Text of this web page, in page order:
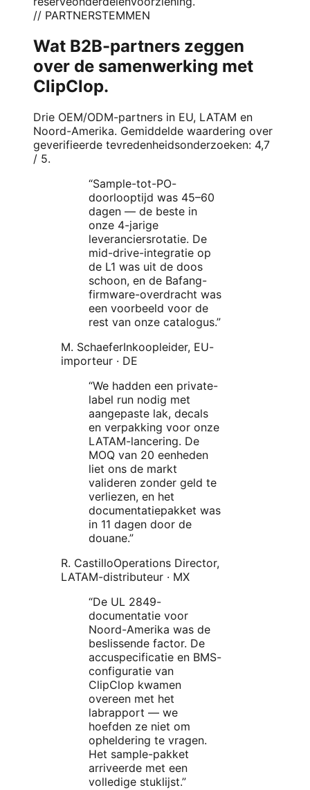
// PARTNERSTEMMEN
Wat B2B-partners zeggen
over de samenwerking met
ClipClop.
Drie OEM/ODM-partners in EU, LATAM en
Noord-Amerika. Gemiddelde waardering over
geverifieerde tevredenheidsonderzoeken: 4,7
/ 5.
“Sample-tot-PO-
doorlooptijd was 45–60
dagen — de beste in
onze 4-jarige
leveranciersrotatie. De
mid-drive-integratie op
de L1 was uit de doos
schoon, en de Bafang-
firmware-overdracht was
een voorbeeld voor de
rest van onze catalogus.”
M. SchaeferInkoopleider, EU-
importeur · DE
“We hadden een private-
label run nodig met
aangepaste lak, decals
en verpakking voor onze
LATAM-lancering. De
MOQ van 20 eenheden
liet ons de markt
valideren zonder geld te
verliezen, en het
documentatiepakket was
in 11 dagen door de
douane.”
R. CastilloOperations Director,
LATAM-distributeur · MX
“De UL 2849-
documentatie voor
Noord-Amerika was de
beslissende factor. De
accuspecificatie en BMS-
configuratie van
ClipClop kwamen
overeen met het
labrapport — we
hoefden ze niet om
opheldering te vragen.
Het sample-pakket
arriveerde met een
volledige stuklijst.”